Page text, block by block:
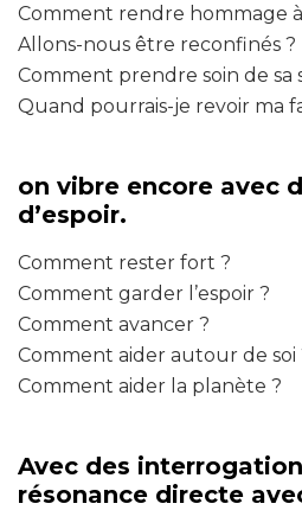
Comment rendre hommage
Allons-nous être reconfinés ?
Comment prendre soin de sa
Quand pourrais-je revoir ma
on vibre encore avec
d’espoir.
Comment rester fort ?
Comment garder l’espoir ?
Comment avancer ?
Comment aider autour de soi
Comment aider la planète ?
Avec des
résonance directe